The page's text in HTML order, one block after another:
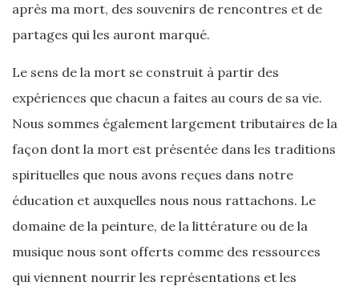
après ma mort, des souvenirs de rencontres et de
partages qui les auront marqué.
Le sens de la mort se construit à partir des
expériences que chacun a faites au cours de sa vie.
Nous sommes également largement tributaires de la
façon dont la mort est présentée dans les traditions
spirituelles que nous avons reçues dans notre
éducation et auxquelles nous nous rattachons. Le
domaine de la peinture, de la littérature ou de la
musique nous sont offerts comme des ressources
qui viennent nourrir les représentations et les